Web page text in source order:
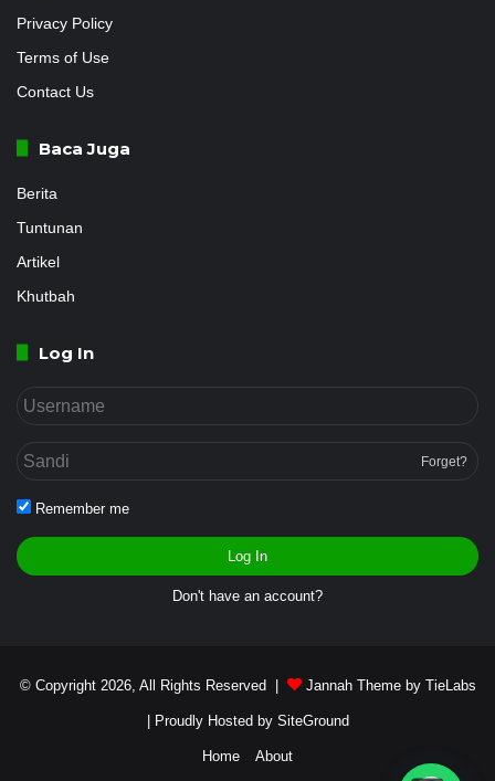
Privacy Policy
Terms of Use
Contact Us
Baca Juga
Berita
Tuntunan
Artikel
Khutbah
Log In
Forget?
Remember me
Log In
Don't have an account?
© Copyright 2026, All Rights Reserved | Jannah Theme by TieLabs
| Proudly Hosted by SiteGround
Home About